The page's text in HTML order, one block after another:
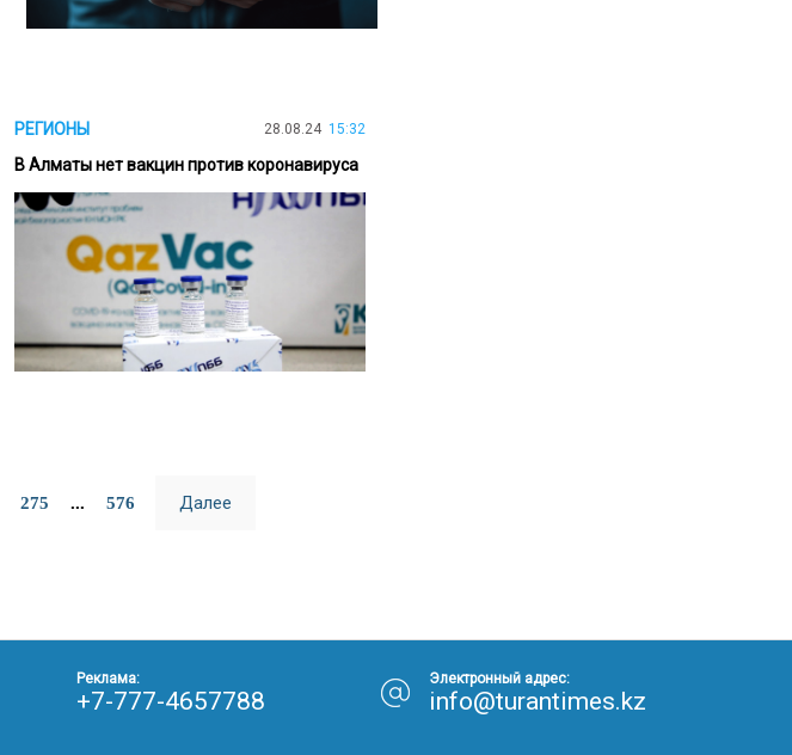
РЕГИОНЫ 28.08.24 15:32
В Алматы нет вакцин против коронавируса
275 ... 576 Далее
Реклама:
+7-777-4657788
Электронный адрес:
info@turantimes.kz